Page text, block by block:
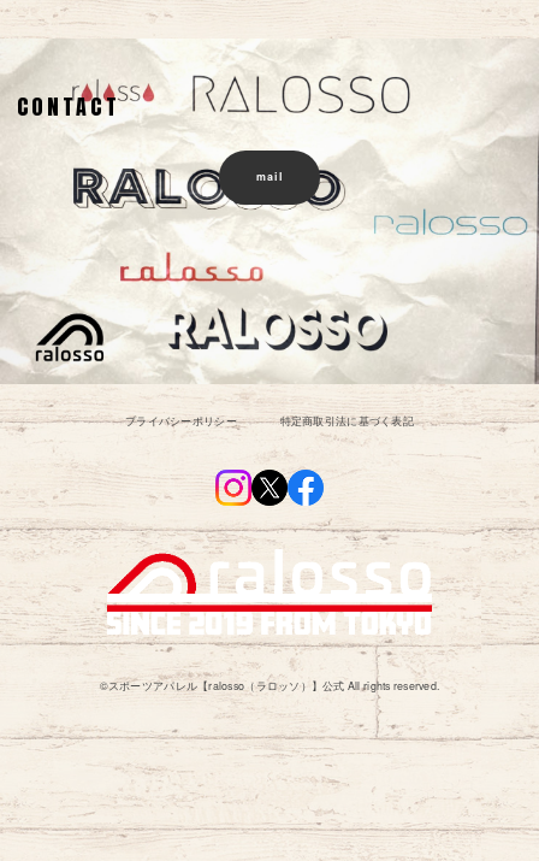
CONTACT
mail
プライバシーポリシー 特定商取引法に基づく表記
©︎スポーツアパレル【ralosso（ラロッソ）】公式 All rights reserved.